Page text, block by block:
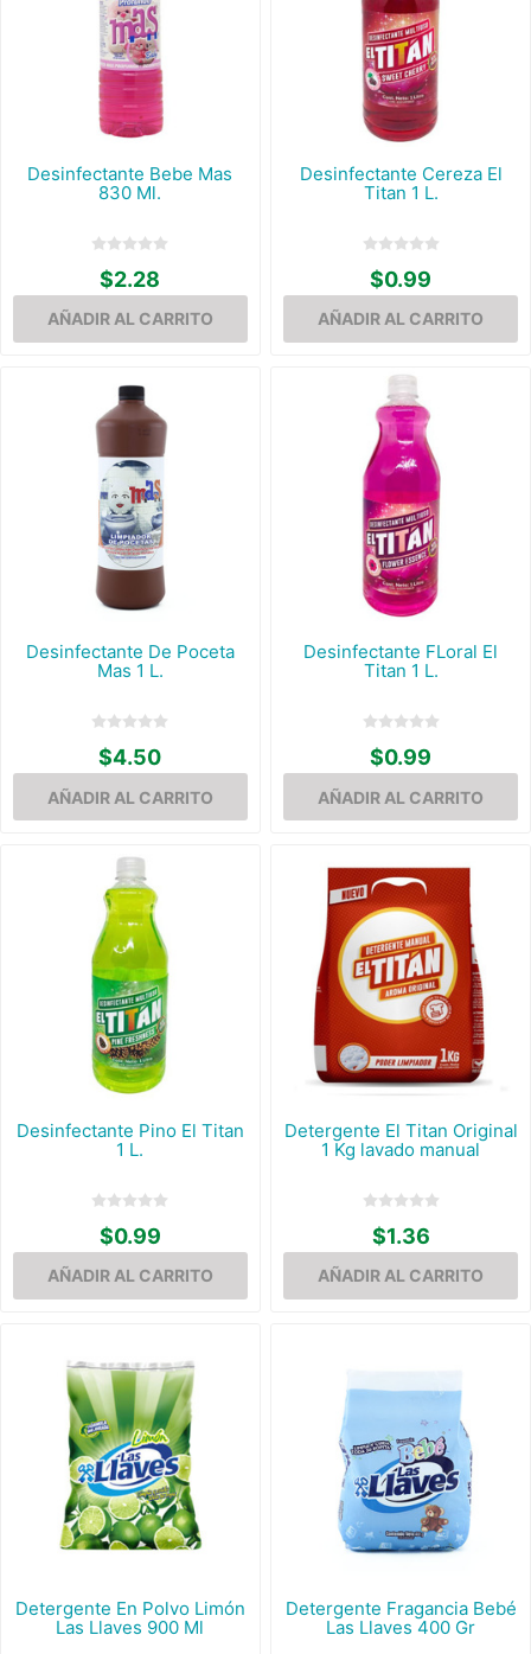
Desinfectante Bebe Mas
830 Ml.
$2.28
Desinfectante Cereza El
Titan 1 L.
$0.99
Desinfectante De Poceta
Mas 1 L.
$4.50
Desinfectante FLoral El
Titan 1 L.
$0.99
Desinfectante Pino El Titan
1 L.
$0.99
Detergente El Titan Original
1 Kg lavado manual
$1.36
Detergente En Polvo Limón
Las Llaves 900 Ml
Detergente Fragancia Bebé
Las Llaves 400 Gr